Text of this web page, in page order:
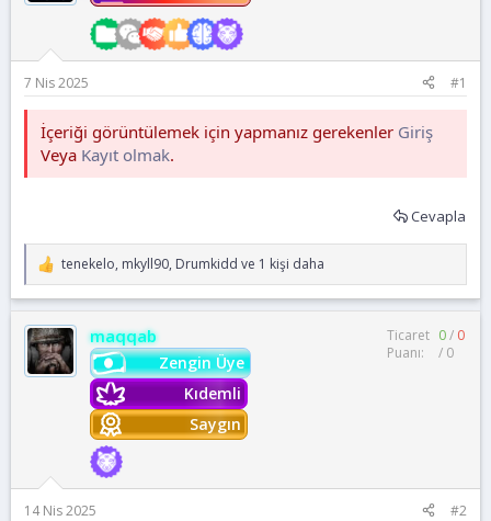
7 Nis 2025 #1
İçeriği görüntülemek için yapmanız gerekenler Giriş
Veya Kayıt olmak.
Cevapla
T
e
p
k
i
l
e
tenekelo, mkyll90, Drumkidd ve 1 kişi daha
maqqab
Zengin Üye
Kıdemli
Saygın
Ticaret
Puanı:
0/ 0
/ 0
14 Nis 2025 #2